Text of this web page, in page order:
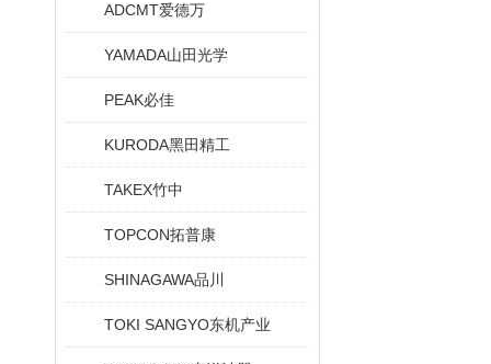
ADCMT爱德万
YAMADA山田光学
PEAK必佳
KURODA黑田精工
TAKEX竹中
TOPCON拓普康
SHINAGAWA品川
TOKI SANGYO东机产业